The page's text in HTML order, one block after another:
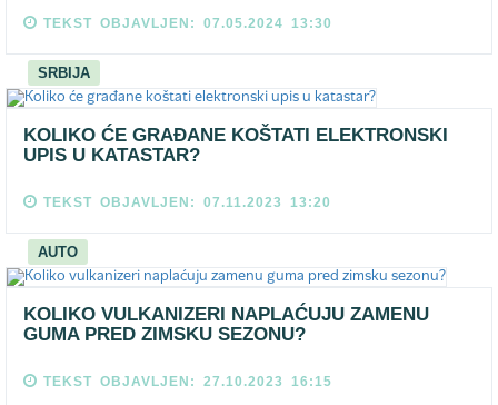
TEKST OBJAVLJEN: 07.05.2024 13:30
SRBIJA
KOLIKO ĆE GRAĐANE KOŠTATI ELEKTRONSKI
UPIS U KATASTAR?
TEKST OBJAVLJEN: 07.11.2023 13:20
AUTO
KOLIKO VULKANIZERI NAPLAĆUJU ZAMENU
GUMA PRED ZIMSKU SEZONU?
TEKST OBJAVLJEN: 27.10.2023 16:15